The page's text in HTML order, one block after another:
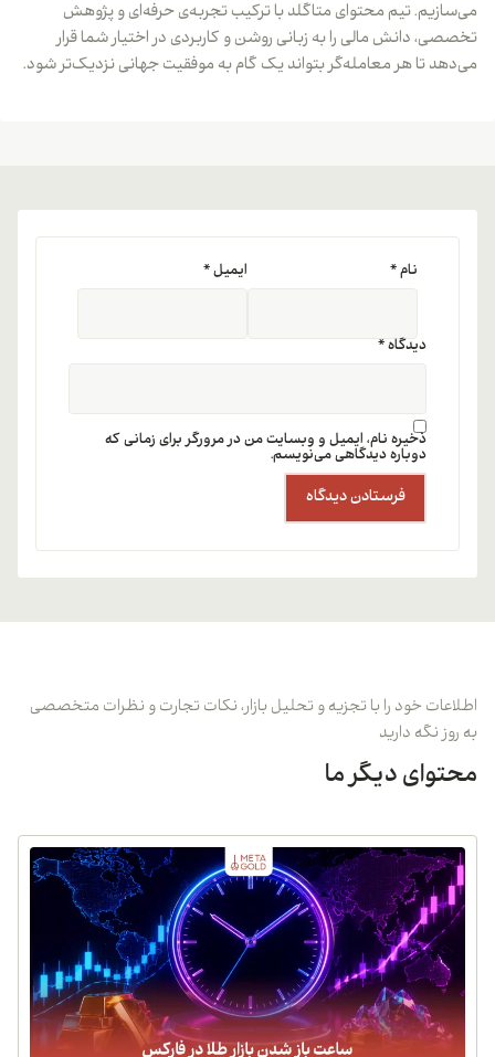
می‌سازیم. تیم محتوای متاگلد با ترکیب تجربه‌ی حرفه‌ای و پژوهش
تخصصی، دانش مالی را به زبانی روشن و کاربردی در اختیار شما قرار
می‌دهد تا هر معامله‌گر بتواند یک گام به موفقیت جهانی نزدیک‌تر شود.
دیدگاه*
نام* ایمیل*
ذخیره نام، ایمیل و وبسایت من در مرورگر برای زمانی که
دوباره دیدگاهی می‌نویسم.
اطلاعات خود را با تجزیه و تحلیل بازار، نکات تجارت و نظرات متخصصی
به روز نگه دارید
محتوای دیگر ما